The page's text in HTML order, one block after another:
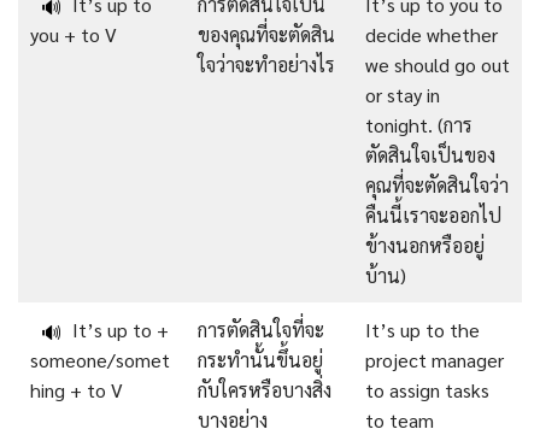
🔊
you + to V
ของคุณที่จะตัดสิน
ใจว่าจะทำอย่างไร
decide whether
we should go out
or stay in
tonight. (การ
ตัดสินใจเป็นของ
คุณที่จะตัดสินใจว่า
คืนนี้เราจะออกไป
ข้างนอกหรืออยู่
บ้าน)
🔊 It’s up to +
someone/somet
hing + to V
การตัดสินใจที่จะ
กระทำนั้นขึ้นอยู่
กับใครหรือบางสิ่ง
บางอย่าง
It’s up to the
project manager
to assign tasks
to team